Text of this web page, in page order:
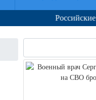
Российские